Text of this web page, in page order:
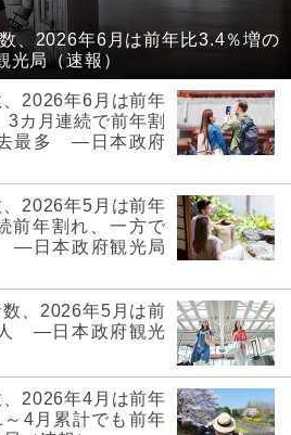
、2026年6月は前年比3.4％増の
局（速報）
、2026年6月は前年
カ月連続で前年割
最多 ―日本政府
、2026年5月は前年
前年割れ、一方で
―日本政府観光局
数、2026年5月は前
―日本政府観光
、2026年4月は前年
4月累計でも前年